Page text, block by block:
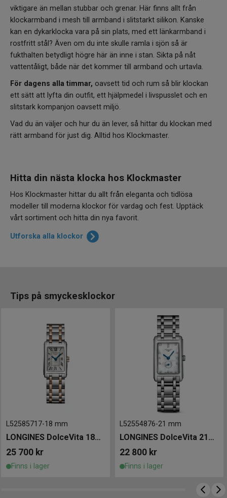
viktigare än mellan stubbar och grenar. Här finns allt från
klockarmband i mesh till armband i slitstarkt silikon. Kanske
kan en dykarklocka vara på sin plats, med ett länkarmband i
rostfritt stål? Även om du inte skulle ramla i sjön så är
fukthalten betydligt högre här än inne i stan. Sikta på nåt
vattentåligt, både när det kommer till armband och urtavla.
För dagens alla timmar, oavsett tid och rum så blir klockan
ett sätt att lyfta din outfit, ett hjälpmedel i livspusslet och en
slitstark kompanjon oavsett miljö.
Vad du än väljer och hur du än lever, så hittar du klockan med
rätt armband för just dig. Alltid hos Klockmaster.
Hitta din nästa klocka hos Klockmaster
Hos Klockmaster hittar du allt från eleganta och tidlösa
modeller till moderna klockor för vardag och fest. Upptäck
vårt sortiment och hitta din nya favorit.
Utforska alla klockor
Tips på smyckesklockor
L52585717-18 mm
LONGINES DolceVita 18mm
25 700 kr
Finns i lager
L52554876-21 mm
LONGINES DolceVita 21mm
22 800 kr
Finns i lager